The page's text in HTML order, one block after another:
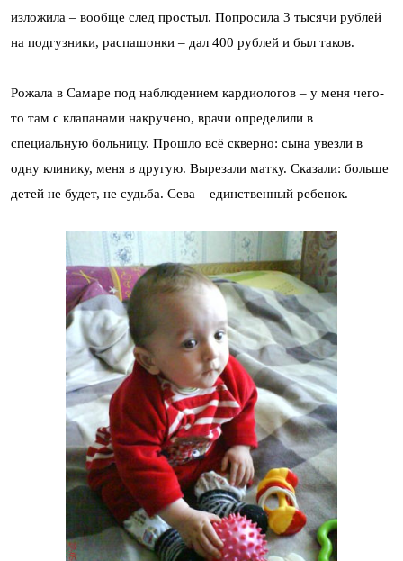
изложила – вообще след простыл. Попросила 3 тысячи рублей
на подгузники, распашонки – дал 400 рублей и был таков.
Рожала в Самаре под наблюдением кардиологов – у меня чего-
то там с клапанами накручено, врачи определили в
специальную больницу. Прошло всё скверно: сына увезли в
одну клинику, меня в другую. Вырезали матку. Сказали: больше
детей не будет, не судьба. Сева – единственный ребенок.